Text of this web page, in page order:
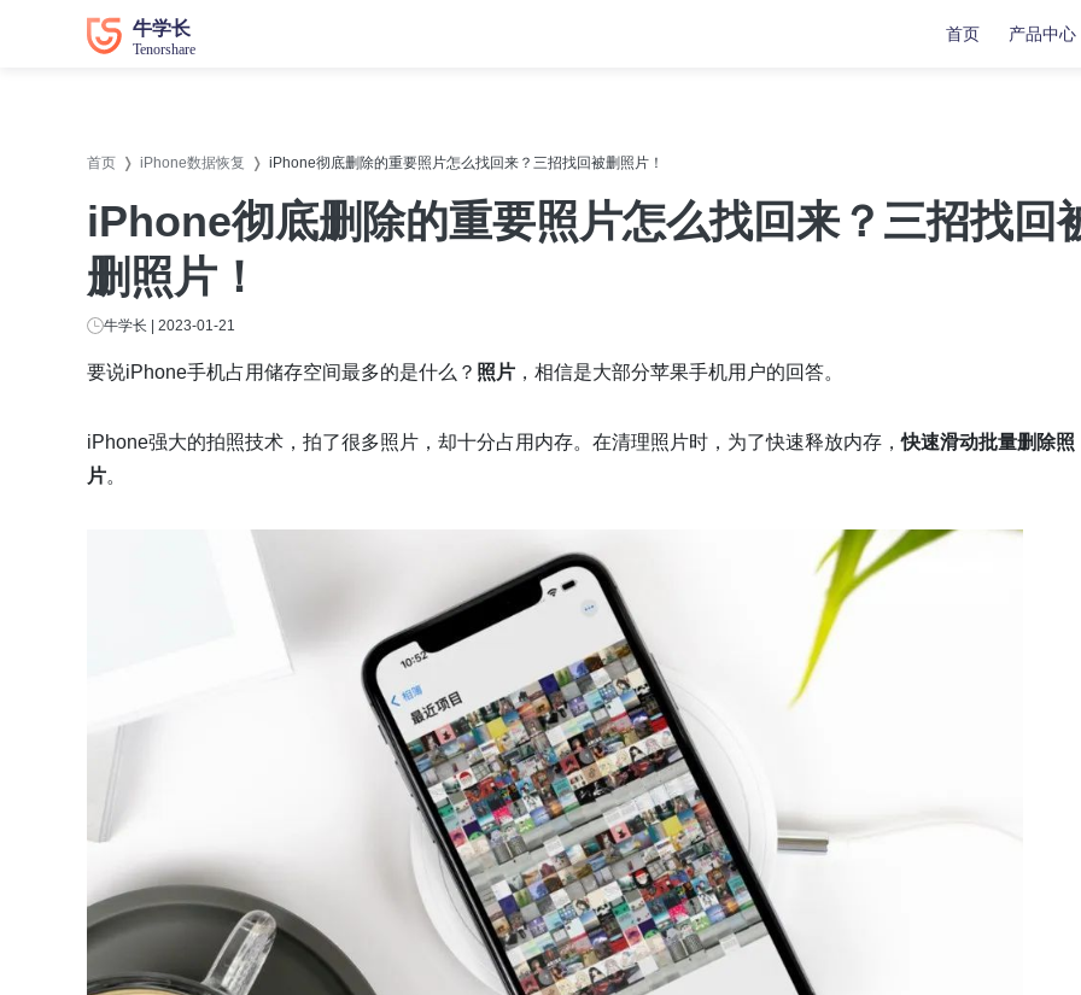
首页 产品中心
牛学长苹果数据恢复工具
牛学长安卓数据恢复工具
牛学长Windows数据恢复工具
牛学长苹果手机修复工具
牛学长安卓手机修复工具
牛学长DLL修复大师
首页 iPhone数据恢复 iPhone彻底删除的重要照片怎么找回来？三招找回被删照片！
iPhone彻底删除的重要照片怎么找回来？三招找回
删照片！
牛学长 | 2023-01-21
要说iPhone手机占用储存空间最多的是什么？ 照片 ，相信是大部分苹果手机用户的回答。
iPhone强大的拍照技术，拍了很多照片，却十分占用内存。在清理照片时，为了快速释放内存，快速滑动批量删除照
片。